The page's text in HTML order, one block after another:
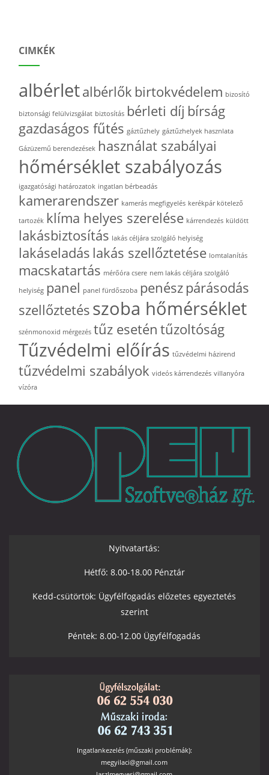
CIMKÉK
albérletalbérlők birtokvédelem bizosító
biztonsági felülvizsgálat biztosítás bérleti díj bírság
gazdaságos fűtés gáztűzhely gáztűzhelyek hasznlata
Gázüzemű berendezések használat szabályai
hőmérséklet szabályozás
igazgatósági határozatok ingatlan bérbeadás
kamerarendszer kamerás megfigyelés kerékpár kötelező
tartozék klíma helyes szerelése kárrendezés küldött
lakásbiztosítás lakás céljára szolgáló helyiség
lakáseladás lakás szellőztetése lomtalanítás
macskatartás mérőóra csere nem lakás céljára szolgáló
helyiség panel panel fürdőszoba penész párásodás
szellőztetés szoba hőmérséklet
szénmonoxid mérgezés tűz esetén tűzoltóság
Tűzvédelmi előírás tűzvédelmi házirend
tűzvédelmi szabályok videós kárrendezés villanyóra
vízóra
Nyitvatartás:
Hétfő: 8.00-18.00 Pénztár
Kedd-csütörtök: Ügyfélfogadás előzetes egyeztetés
szerint
Péntek: 8.00-12.00 Ügyfélfogadás
Ingatlankezelés (műszaki problémák):
megyilaci@gmail.com